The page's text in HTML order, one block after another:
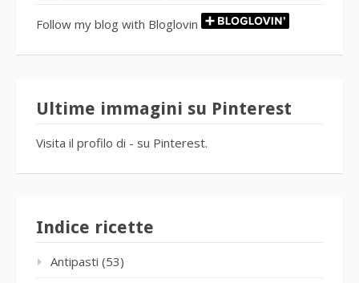
Follow my blog with Bloglovin
Ultime immagini su Pinterest
Visita il profilo di - su Pinterest.
Indice ricette
Antipasti (53)